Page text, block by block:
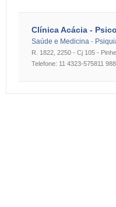
Clínica Acácia -
Saúde e Medicina -
R. 1822, 2250 - Cj 105 -
Telefone: 11 4323-5758​11